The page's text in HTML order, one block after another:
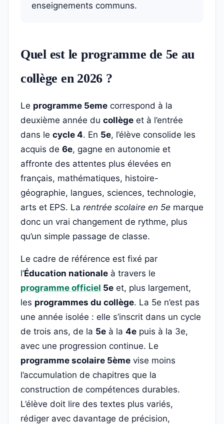
enseignements communs.
Quel est le programme de 5e au
collège en 2026 ?
Le programme 5eme correspond à la
deuxième année du collège et à l’entrée
dans le cycle 4. En 5e, l’élève consolide les
acquis de 6e, gagne en autonomie et
affronte des attentes plus élevées en
français, mathématiques, histoire-
géographie, langues, sciences, technologie,
arts et EPS. La rentrée scolaire en 5e marque
donc un vrai changement de rythme, plus
qu’un simple passage de classe.
Le cadre de référence est fixé par
l’Éducation nationale à travers le
programme officiel 5e et, plus largement,
les programmes du collège. La 5e n’est pas
une année isolée : elle s’inscrit dans un cycle
de trois ans, de la 5e à la 4e puis à la 3e,
avec une progression continue. Le
programme scolaire 5ème vise moins
l’accumulation de chapitres que la
construction de compétences durables.
L’élève doit lire des textes plus variés,
rédiger avec davantage de précision,